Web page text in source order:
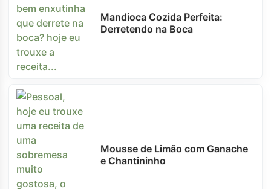
Mandioca Cozida Perfeita:
Derretendo na Boca
Mousse de Limão com Ganache
e Chantininho